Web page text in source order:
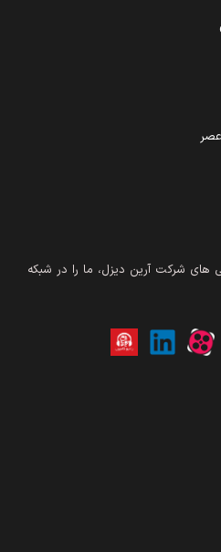
های شرکت آرین دیزل، ما را در شبکه